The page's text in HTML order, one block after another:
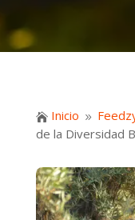
 Inicio 9
de la Diversidad